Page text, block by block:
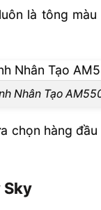
là tông
Nhân Tạo
chọn hàng
Sky